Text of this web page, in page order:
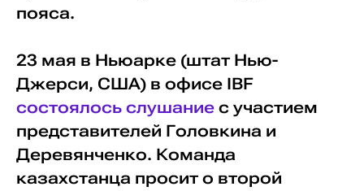
пояса.
23 мая в Ньюарке (штат Нью-
Джерси, США) в офисе IBF
состоялось слушаниес участием
представителей Головкина и
Деревянченко. Команда
казахстанца просит о второй